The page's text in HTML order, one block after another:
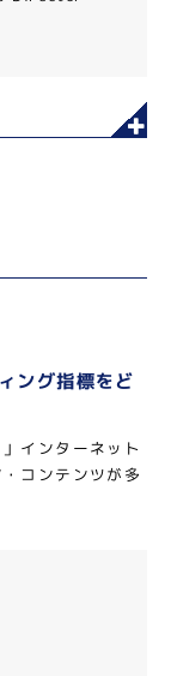
ング指標をど
インターネット
コンテンツが多